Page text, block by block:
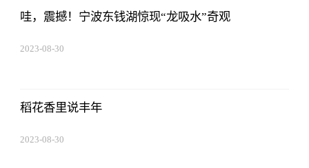
哇，震撼！宁波东钱湖惊现“龙吸水”奇观
2023-08-30
稻花香里说丰年
2023-08-30